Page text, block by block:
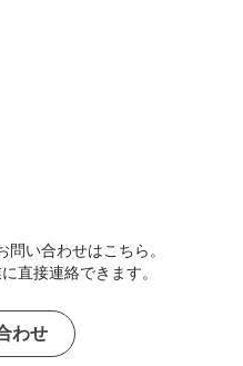
い合わせはこちら。
直接連絡できます。
わせ